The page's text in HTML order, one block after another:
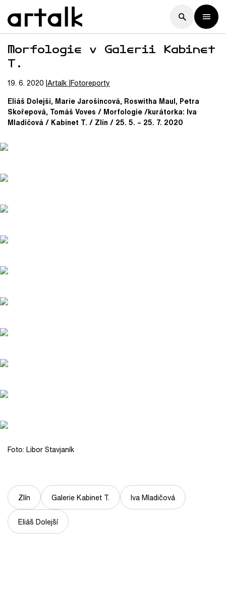
Morfologie v Galerii Kabinet
T.
19. 6. 2020 Artalk Fotoreporty
Eliáš Dolejší, Marie Jarošincová, Roswitha Maul, Petra
Skořepová, Tomáš Voves / Morfologie /kurátorka: Iva
Mladičová / Kabinet T. / Zlín / 25. 5. – 25. 7. 2020
Foto: Libor Stavjaník
Zlín Galerie Kabinet T. Iva Mladičová
Eliáš Dolejší